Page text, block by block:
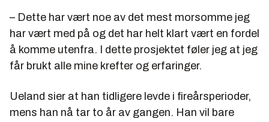
– Dette har vært noe av det mest morsomme jeg
har vært med på og det har helt klart vært en fordel
å komme utenfra. I dette prosjektet føler jeg at jeg
får brukt alle mine krefter og erfaringer.
Ueland sier at han tidligere levde i fireårsperioder,
mens han nå tar to år av gangen. Han vil bare